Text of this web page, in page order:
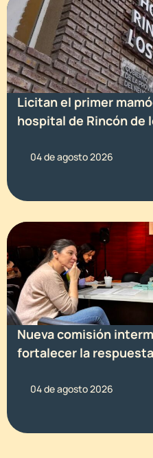
Licitan el primer
hospital de Rincón de
04 de agosto 2026
Nueva comisión
fortalecer la respuesta
04 de agosto 2026